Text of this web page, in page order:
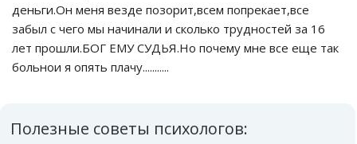
деньги.Он меня везде позорит,всем попрекает,все
забыл с чего мы начинали и сколько трудностей за 16
лет прошли.БОГ ЕМУ СУДЬЯ.Но почему мне все еще так
больнои я опять плачу...........
Полезные советы психологов: